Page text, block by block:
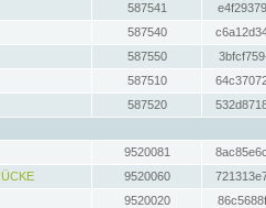
587541
587540
587550
587510
587520
9520081
9520060
9520020